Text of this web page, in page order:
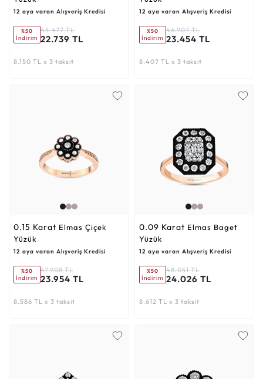
12 aya varan Alışveriş Kredisi
%50
İndirim
45.477 TL
22.739 TL
8.150 TL x 3 taksit
12 aya varan Alışveriş Kredisi
%50
İndirim
46.907 TL
23.454 TL
8.407 TL x 3 taksit
0.15 Karat
Yüzük
12 aya varan Alışveriş Kredisi
%50
İndirim
47.908 TL
23.954 TL
8.586 TL x 3 taksit
0.09 Karat
Yüzük
12 aya varan Alışveriş Kredisi
%50
İndirim
48.051 TL
24.026 TL
8.612 TL x 3 taksit